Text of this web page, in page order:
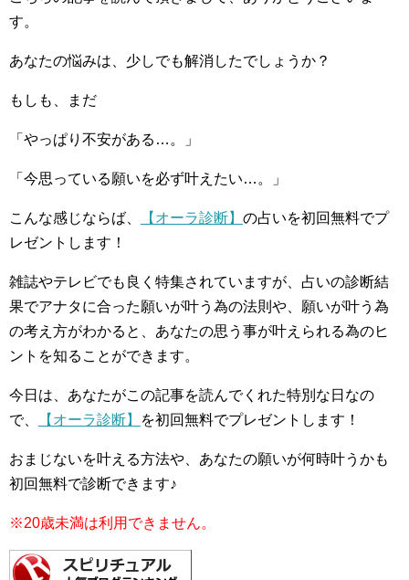
す。
あなたの悩みは、少しでも解消したでしょうか？
もしも、まだ
「やっぱり不安がある…。」
「今思っている願いを必ず叶えたい…。」
こんな感じならば、 【オーラ診断】 の占いを初回無料でプ
レゼントします！
雑誌やテレビでも良く特集されていますが、占いの診断結
果でアナタに合った願いが叶う為の法則や、願いが叶う為
の考え方がわかると、あなたの思う事が叶えられる為のヒ
ントを知ることができます。
今日は、あなたがこの記事を読んでくれた特別な日なの
で、
【オーラ診断】 を初回無料でプレゼントします！
おまじないを叶える方法や、あなたの願いが何時叶うかも
初回無料で診断できます♪
※20歳未満は利用できません。